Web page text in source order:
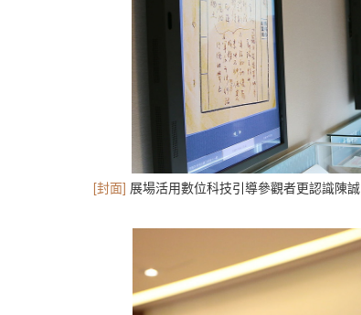
[封面] 展場活用數位科技引導參觀者更認識陳誠